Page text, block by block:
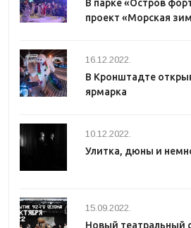
В парке «Остров
проект «Морская
16.12.2022.
В Кронштадте
ярмарка
10.12.2022.
Улитка, дюны и
15.09.2022.
Новый театральный